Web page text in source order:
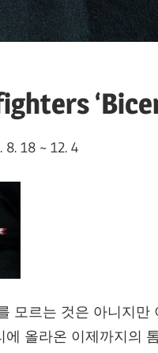
18 ~ 12. 4
모르는 것은 아니지
에 올라온 이제까지의